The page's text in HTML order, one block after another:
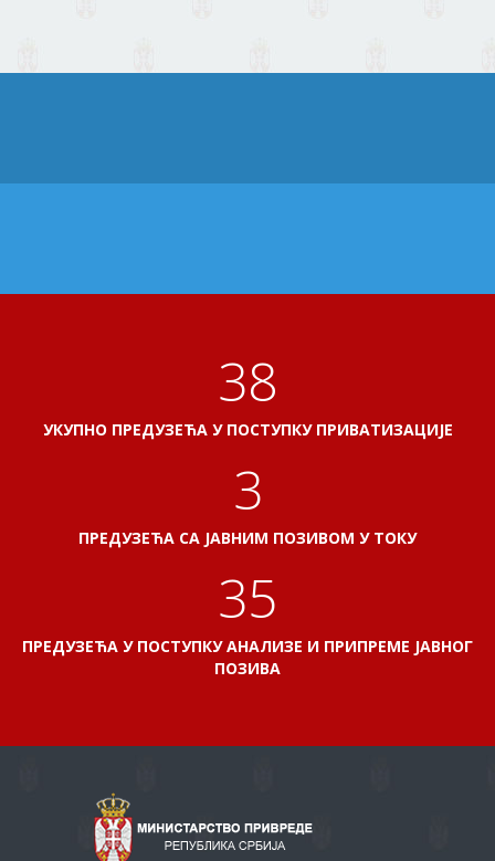
41
УКУПНО ПРЕДУЗЕЋА У ПОСТУПКУ ПРИВАТИЗАЦИЈЕ
3
ПРЕДУЗЕЋА СА ЈАВНИМ ПОЗИВОМ У ТОКУ
38
ПРЕДУЗЕЋА У ПОСТУПКУ АНАЛИЗЕ И ПРИПРЕМЕ ЈАВНОГ
ПОЗИВА